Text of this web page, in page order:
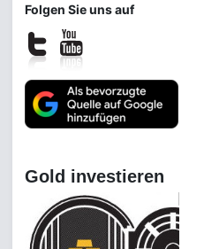
Folgen Sie uns auf
Gold investieren